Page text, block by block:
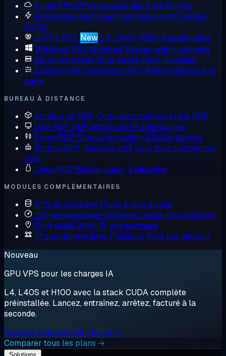
Cloud VPS EPYC partagé, dès 2,48 $/mois
VPS hautes performances Cœurs EPYC dédiés,
DDR5
le VPS GPU New L4, L40S, H100 à la demande
Windows VPS Windows Server, admin complet
Serveurs dédiés Bare metal mono-locataire
Custom VPS Choisissez CPU, RAM et disque à la
carte
BUREAU À DISTANCE
Acheter un RDP Comparez tous les plans RDP
USA RDP RDP admin sur IP américaines
Forex RDP Bureau de trading à faible latence
Botting RDP Toujours actif pour faire tourner vos
bots
Linux RDP Bureau Linux, à distance
MODULES COMPLÉMENTAIRES
VPS de stockage Plans à gros disque
ISO personnalisée Démarrez votre propre image
IPv4 dédiéVotre IP, non partagée
IP supplémentaires Plusieurs IPv4 par serveur
Nouveau
GPU VPS pour les charges IA
L4, L40S et H100 avec la stack CUDA complète
préinstallée. Lancez, entraînez, arrêtez, facturé à la
seconde.
Essayez gratuitement 1 heure →
Comparer tous les plans →